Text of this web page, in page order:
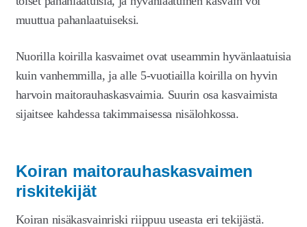
muuttua pahanlaatuiseksi.
Nuorilla koirilla kasvaimet ovat useammin hyvänlaatuisia
kuin vanhemmilla, ja alle 5-vuotiailla koirilla on hyvin
harvoin maitorauhaskasvaimia. Suurin osa kasvaimista
sijaitsee kahdessa takimmaisessa nisälohkossa.
Koiran maitorauhaskasvaimen
riskitekijät
Koiran nisäkasvainriski riippuu useasta eri tekijästä.